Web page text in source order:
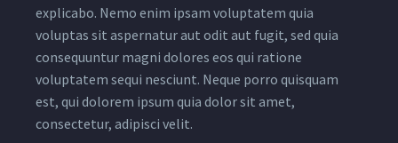
explicabo. Nemo enim ipsam voluptatem quia
voluptas sit aspernatur aut odit aut fugit, sed quia
consequuntur magni dolores eos qui ratione
voluptatem sequi nesciunt. Neque porro quisquam
est, qui dolorem ipsum quia dolor sit amet,
consectetur, adipisci velit.